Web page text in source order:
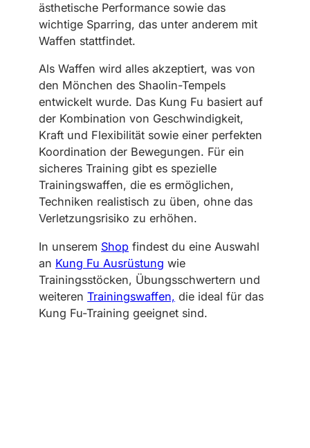
ästhetische Performance sowie das
wichtige Sparring, das unter anderem mit
Waffen stattfindet.
Als Waffen wird alles akzeptiert, was von
den Mönchen des Shaolin-Tempels
entwickelt wurde. Das Kung Fu basiert auf
der Kombination von Geschwindigkeit,
Kraft und Flexibilität sowie einer perfekten
Koordination der Bewegungen. Für ein
sicheres Training gibt es spezielle
Trainingswaffen, die es ermöglichen,
Techniken realistisch zu üben, ohne das
Verletzungsrisiko zu erhöhen.
In unserem Shop findest du eine Auswahl
an Kung Fu Ausrüstung wie
Trainingsstöcken, Übungsschwertern und
weiteren Trainingswaffen, die ideal für das
Kung Fu-Training geeignet sind.